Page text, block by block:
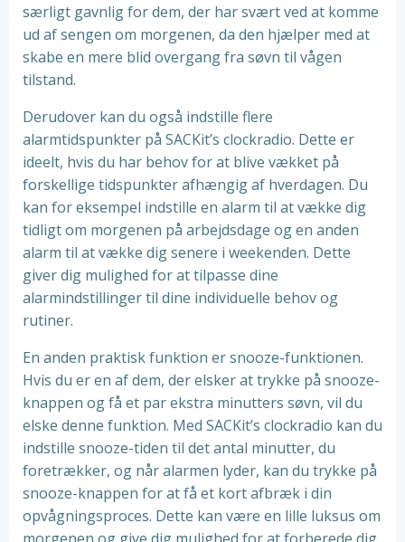
særligt gavnlig for dem, der har svært ved at komme
ud af sengen om morgenen, da den hjælper med at
skabe en mere blid overgang fra søvn til vågen
tilstand.
Derudover kan du også indstille flere
alarmtidspunkter på SACKit’s clockradio. Dette er
ideelt, hvis du har behov for at blive vækket på
forskellige tidspunkter afhængig af hverdagen. Du
kan for eksempel indstille en alarm til at vække dig
tidligt om morgenen på arbejdsdage og en anden
alarm til at vække dig senere i weekenden. Dette
giver dig mulighed for at tilpasse dine
alarmindstillinger til dine individuelle behov og
rutiner.
En anden praktisk funktion er snooze-funktionen.
Hvis du er en af dem, der elsker at trykke på snooze-
knappen og få et par ekstra minutters søvn, vil du
elske denne funktion. Med SACKit’s clockradio kan du
indstille snooze-tiden til det antal minutter, du
foretrækker, og når alarmen lyder, kan du trykke på
snooze-knappen for at få et kort afbræk i din
opvågningsproces. Dette kan være en lille luksus om